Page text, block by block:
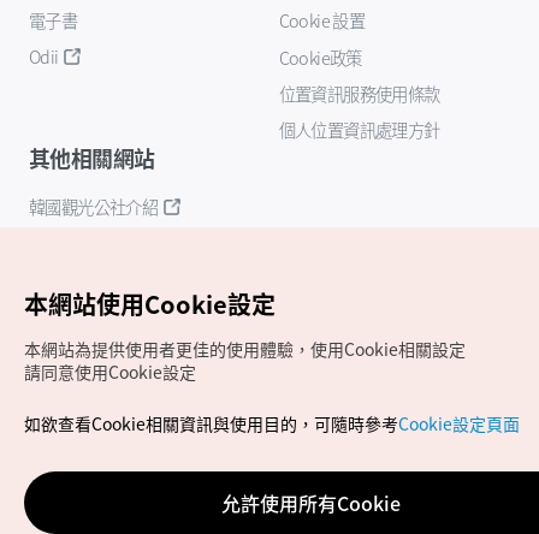
電子書
Odii
Cookie 設置
Cookie政策
位置資訊服務使用條款
個人位置資訊處理方針
其他相關網站
韓國觀光公社介紹
Copyrights (c) 韓國觀光公社版權所有
如有相關疑問或建議，歡迎來信至官方信箱
chinese_big5@knto.or.kr
本網站使用Cookie設定
本網站為提供使用者更佳的使用體驗，使用Cookie相關設定
請同意使用Cookie設定
如欲查看Cookie相關資訊與使用目的，可隨時參考Cookie設定頁面
允許使用所有Cookie